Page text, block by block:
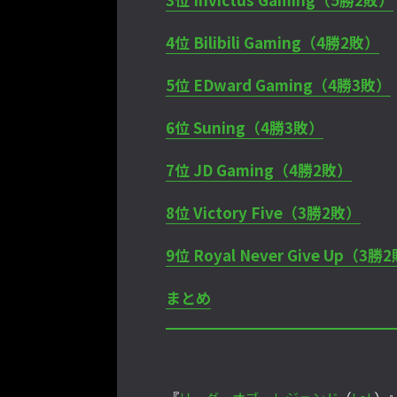
4位 Bilibili Gaming（4勝2敗）
5位 EDward Gaming（4勝3敗）
6位 Suning（4勝3敗）
7位 JD Gaming（4勝2敗）
8位 Victory Five（3勝2敗）
9位 Royal Never Give Up（3勝2
まとめ